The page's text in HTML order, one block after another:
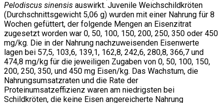
Pelodiscus sinensis auswirkt. Juvenile Weichschildkröten
(Durchschnittsgewicht 5,06 g) wurden mit einer Nahrung für 8
Wochen gefüttert, der folgende Mengen an Eisenzitrat
zugesetzt worden war 0, 50, 100, 150, 200, 250, 350 oder 450
mg/kg. Die in der Nahrung nachzuweisenden Eisenwerte
lagen bei 57,5, 103,6, 139,1, 162,8, 242,6, 280,8, 366,7 und
474,8 mg/kg für die jeweiligen Zugaben von 0, 50, 100, 150,
200, 250, 350, und 450 mg Eisen/kg. Das Wachstum, die
Nahrungsumsatzraten und die Rate der
Proteinumsatzeffizienz waren am niedrigsten bei
Schildkröten, die keine Eisen angereicherte Nahrung